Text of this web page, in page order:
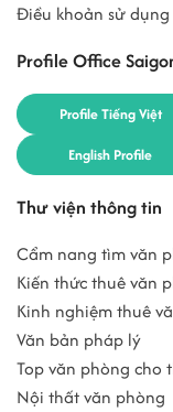
Điều khoản sử dụng
Profile Office
Profile Tiếng Việt
English Profile
Thư viện thông tin
Cẩm nang tìm văn
Kiến thức thuê văn
Kinh nghiệm thuê
Văn bản pháp lý
Top văn phòng cho
Nội thất văn phòng